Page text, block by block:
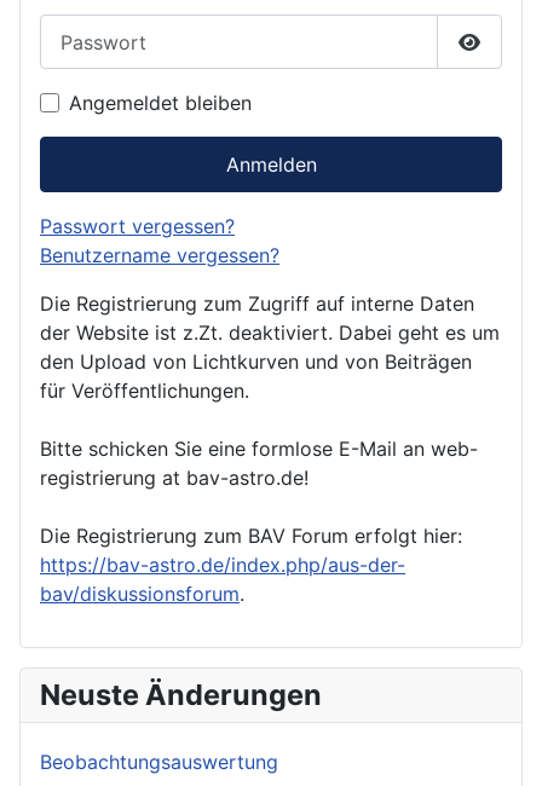
Angemeldet bleiben
Anmelden
Passwort vergessen?
Benutzername vergessen?
Die Registrierung zum Zugriff auf interne Daten
der Website ist z.Zt. deaktiviert. Dabei geht es um
den Upload von Lichtkurven und von Beiträgen
für Veröffentlichungen.
Bitte schicken Sie eine formlose E-Mail an web-
registrierung at bav-astro.de!
Die Registrierung zum BAV Forum erfolgt hier:
https://bav-astro.de/index.php/aus-der-
bav/diskussionsforum.
Neuste Änderungen
Beobachtungsauswertung